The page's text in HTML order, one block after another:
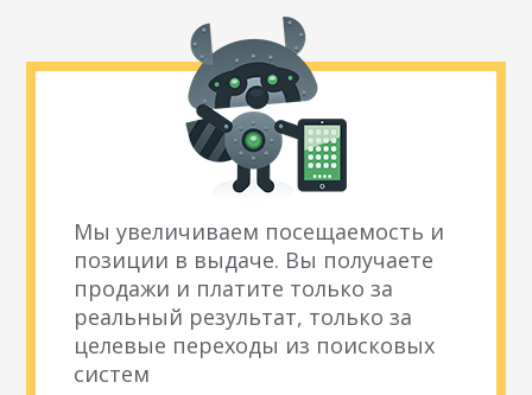
Мы увеличиваем посещаемость и
позиции в выдаче. Вы получаете
продажи и платите только за
реальный результат, только за
целевые переходы из поисковых
систем